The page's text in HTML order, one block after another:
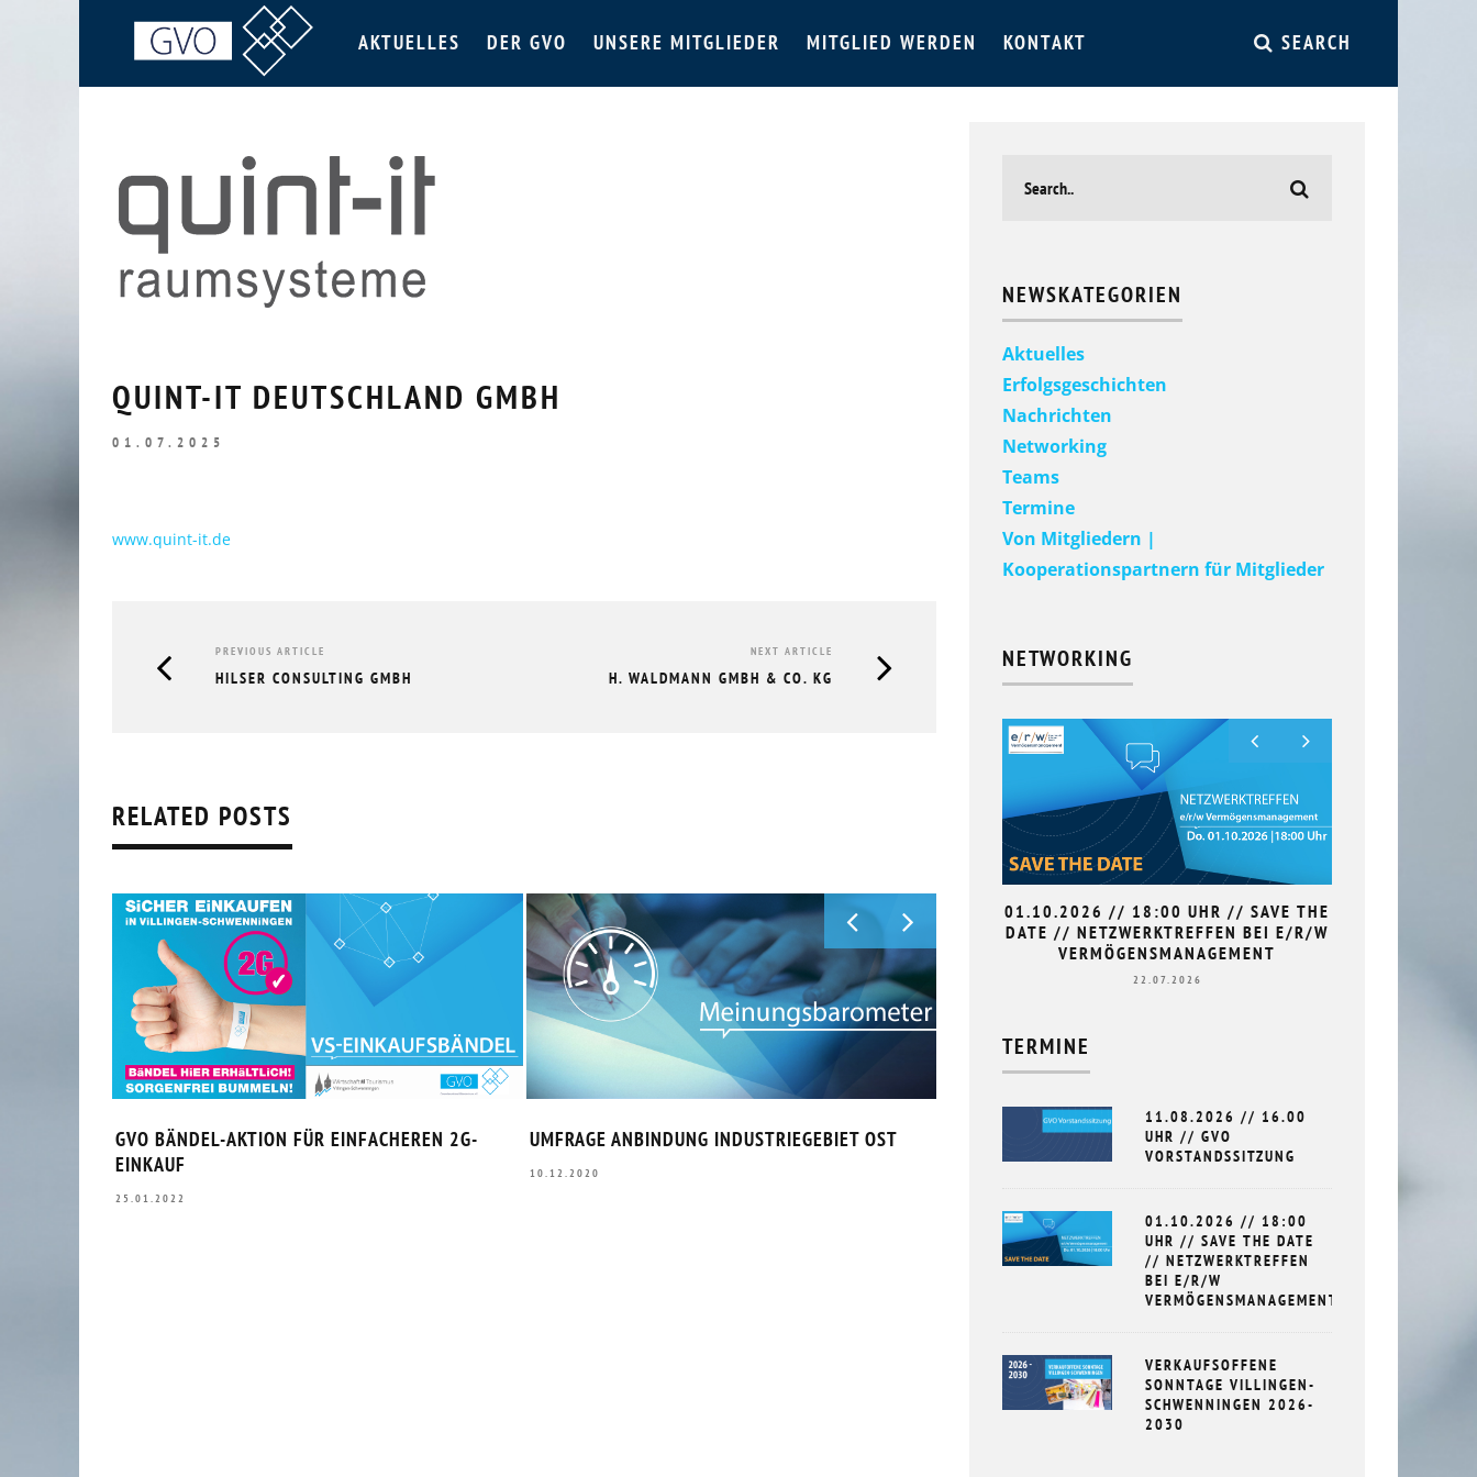
AKTUELLES DER GVO UNSERE MITGLIEDER MITGLIED WERDEN KONTAKT SEARCH
QUINT-IT DEUTSCHLAND GMBH
01.07.2025
www.quint-it.de
PREVIOUS ARTICLE
HILSER CONSULTING GMBH
NEXT ARTICLE
H. WALDMANN GMBH & CO. KG
RELATED POSTS
GVO BÄNDEL-AKTION FÜR EINFACHEREN 2G-
EINKAUF
25.01.2022
UMFRAGE ANBINDUNG INDUSTRIEGEBIET OST
10.12.2020
GVO ZEICHNET DIE ZUKUNFT AUS
NEWSKATEGORIEN
Aktuelles
Erfolgsgeschichten
Nachrichten
Networking
Teams
Termine
Von Mitgliedern |
Kooperationspartnern für Mitglieder
NETWORKING
RÜCKBLICK UNTERNEHMERFRÜHSTÜCK
AOK // 05.03.2026
10.03.2026
GVO MITGLIEDERVERSAMMLUNG &
HERBSTTREFF // 19.11.2025
20.11.2025
01.10.2026 // 18:00 UHR // SAVE THE
DATE // NETZWERKTREFFEN BEI E/R/W
VERMÖGENSMANAGEMENT
22.07.2026
TERMINE
11.08.2026 // 16.00
UHR // GVO
VORSTANDSSITZUNG
01.10.2026 // 18:00
UHR // SAVE THE DATE
// NETZWERKTREFFEN
BEI E/R/W
VERMÖGENSMANAGEMENT
VERKAUFSOFFENE
SONNTAGE VILLINGEN-
SCHWENNINGEN 2026-
2030